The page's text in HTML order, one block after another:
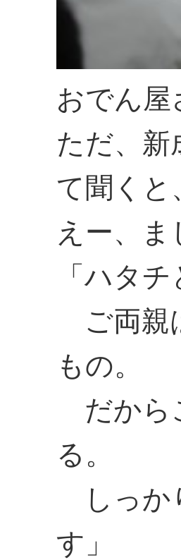
おでん屋
ただ、新
て聞くと
えー、
「ハタ
ご両親
もの。
だから
る。
しっか
す」